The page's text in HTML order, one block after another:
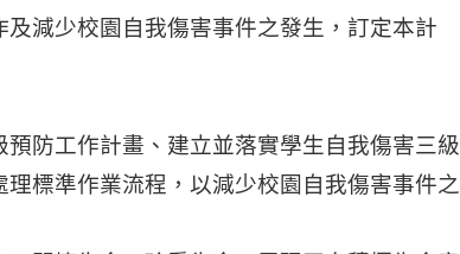
減少校園自我傷害事件之發生，訂定本計
防工作計畫、建立並落實學生自我傷害三級
標準作業流程，以減少校園自我傷害事件之